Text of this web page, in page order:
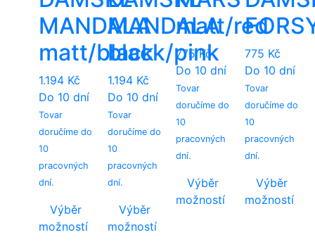
on
the
product
on
the
product
page
page
MANDALA
matt/black
1.194 Kč
Do 10 dní
Tovar
doručíme do
10
pracovných
dní.
Výběr
možností
MANDALA
black/pink
1.194 Kč
Do 10 dní
Tovar
doručíme do
10
pracovných
dní.
Výběr
možností
matt/red
775Kč
Do 10 dní
Tovar
doručíme do
10
pracovných
dní.
Výběr
možností
775 Kč
Do 10 dní
Tovar
doručíme do
10
pracovných
dní.
Výběr
možností